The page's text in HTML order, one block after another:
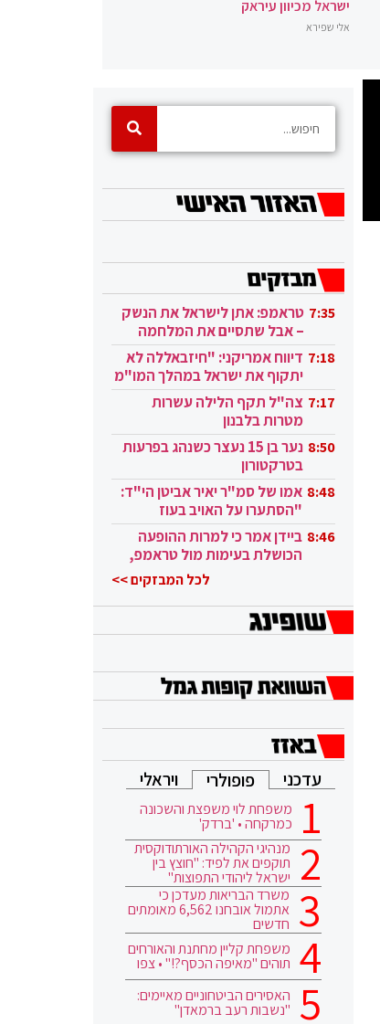
ישראל מכיוון עיראק
אלי שפירא
7:35 טראמפ: אתן לישראל את הנשק
– אבל שתסיים את המלחמה
בעזה 7:18 דיווח אמריקני: "חיזבאללה לא
יתקוף את ישראל במהלך המו"מ
בקטאר" 7:17 צה"ל תקף הלילה עשרות
מטרות בלבנון
8:50
נער בן 15 נעצר כשנהג בפרעות
בטרקטורון
8:48 אמו של סמ"ר יאיר אביטן הי"ד:
"הסתערו על האויב בעוז
ובגבורה" 8:46 ביידן אמר כי למרות ההופעה
הכושלת בעימות מול טראמפ,
לכל המבזקים >>
עדכני פופולרי ויראלי
משפחת לוי משפצת והשכונה
כמרקחה • 'ברדק'
מנהיגי הקהילה האורתודוקסית
תוקפים את לפיד: "חוצץ בין
ישראל ליהודי התפוצות"
משרד הבריאות מעדכן כי
אתמול אובחנו 6,562 מאומתים
חדשים
משפחת קליין מחתנת והאורחים
תוהים "מאיפה הכסף?!" • צפו
האסירים הביטחוניים מאיימים:
"נשבות רעב ברמאדן"